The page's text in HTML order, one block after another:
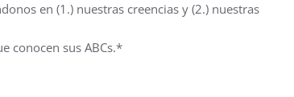
en (1.) nuestras creencias y (2.) nuestras
conocen sus ABCs.*